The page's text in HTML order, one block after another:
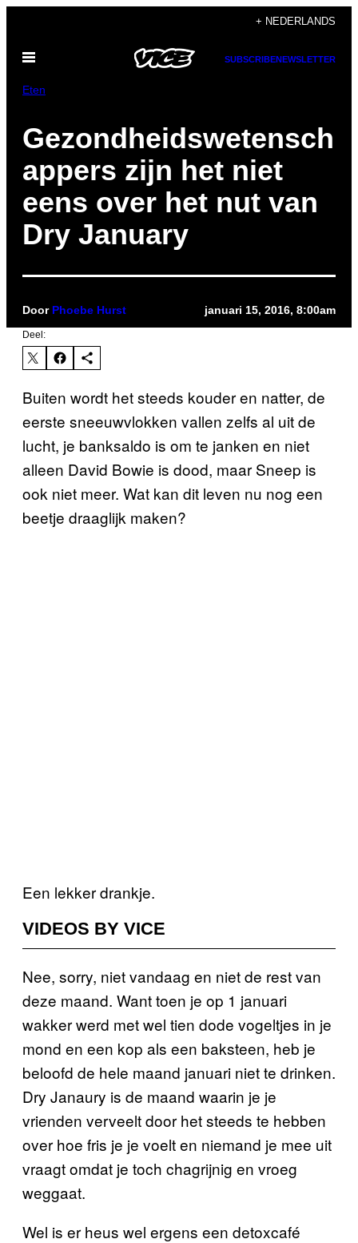
de
inhoud
+ NEDERLANDS
Open
SUBSCRIBENEWSLETTER
Eten
Gezondheidswetensch
appers zijn het niet
eens over het nut van
Dry January
Door Phoebe Hurst januari 15, 2016, 8:00am
Deel:
Buiten wordt het steeds kouder en natter, de
eerste sneeuwvlokken vallen zelfs al uit de
lucht, je banksaldo is om te janken en niet
alleen David Bowie is dood, maar Sneep is
ook niet meer. Wat kan dit leven nu nog een
beetje draaglijk maken?
Een lekker drankje.
VIDEOS BY VICE
Nee, sorry, niet vandaag en niet de rest van
deze maand. Want toen je op 1 januari
wakker werd met wel tien dode vogeltjes in je
mond en een kop als een baksteen, heb je
beloofd de hele maand januari niet te drinken.
Dry Janaury is de maand waarin je je
vrienden verveelt door het steeds te hebben
over hoe fris je je voelt en niemand je mee uit
vraagt omdat je toch chagrijnig en vroeg
weggaat.
Wel is er heus wel ergens een detoxcafé